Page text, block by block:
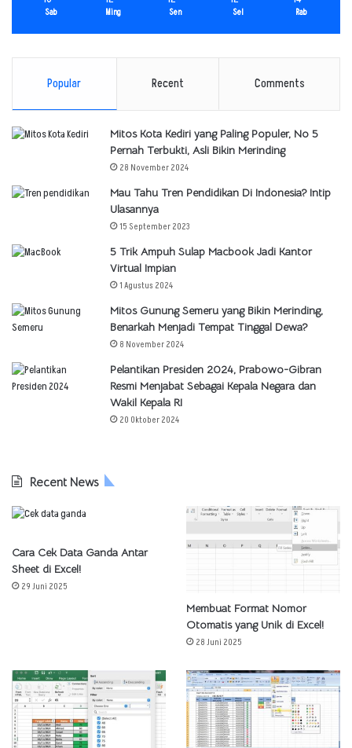
Sab Ming Sen Sel Rab
Popular Recent Comments
Mitos Kota Kediri yang Paling Populer, No 5
Pernah Terbukti, Asli Bikin Merinding
28 November 2024
Mau Tahu Tren Pendidikan Di Indonesia? Intip
Ulasannya
15 September 2023
5 Trik Ampuh Sulap Macbook Jadi Kantor
Virtual Impian
1 Agustus 2024
Mitos Gunung Semeru yang Bikin Merinding,
Benarkah Menjadi Tempat Tinggal Dewa?
8 November 2024
Pelantikan Presiden 2024, Prabowo-Gibran
Resmi Menjabat Sebagai Kepala Negara dan
Wakil Kepala RI
20 Oktober 2024
Recent News
Cara Cek Data Ganda Antar
Sheet di Excel!
29 Juni 2025
Membuat Format Nomor
Otomatis yang Unik di Excel!
28 Juni 2025